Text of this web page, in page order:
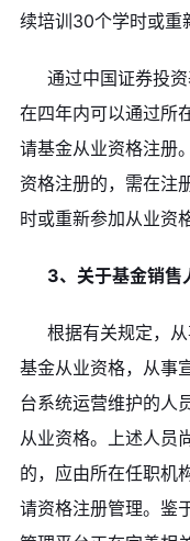
续培训30个学时或重
通过中国证券投
在四年内可以通过所
请基金从业资格注册
资格注册的，需在注
时或重新参加从业资
3、关于基金销售
根据有关规定，
基金从业资格，从事
台系统运营维护的人
从业资格。上述人员
的，应由所在任职机
请资格注册管理。鉴